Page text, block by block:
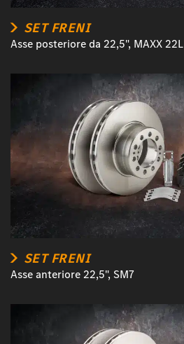
SET FRENI
Asse posteriore da 22,5", MAXX 22L
SET FRENI
Asse anteriore 22,5", SM7